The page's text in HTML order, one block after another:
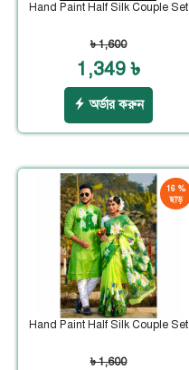
Hand Paint Half Silk Couple Set
৳ 1,600
1,349 ৳
অর্ডার করুন
16 %
ছাড়
Hand Paint Half Silk Couple Set
৳ 1,600